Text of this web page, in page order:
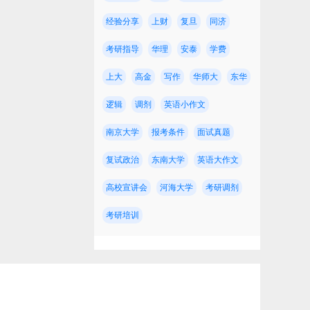
经验分享 上财 复旦 同济
考研指导 华理 安泰 学费
上大 高金 写作 华师大 东华
逻辑 调剂 英语小作文
南京大学 报考条件 面试真题
复试政治 东南大学 英语大作文
高校宣讲会 河海大学 考研调剂
考研培训